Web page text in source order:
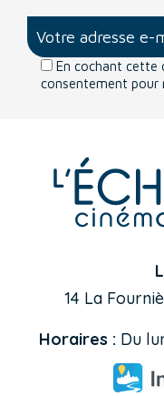
En cochant cette
consentement pour
14 La
Horaires : Du